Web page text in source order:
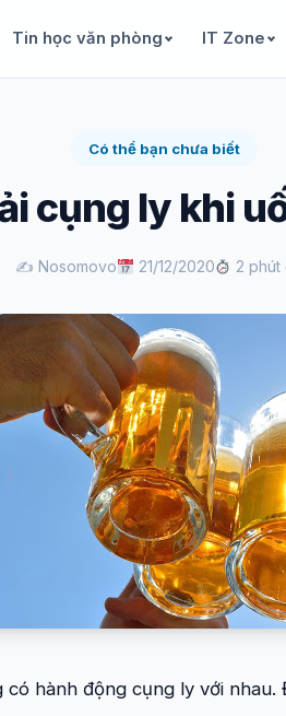
Tin học văn phòng IT Zone
Có thể bạn chưa biết
cụng ly khi
✍️ Nosomovo 21/12/2020 2 phút
hành động cụng ly với